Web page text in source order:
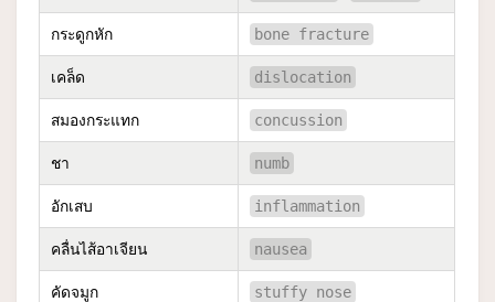
กระดูกหัก bone fracture
เคล็ด dislocation
สมองกระแทก concussion
ชา numb
อักเสบ inflammation
คลื่นไส้อาเจียน nausea
คัดจมูก stuffy nose